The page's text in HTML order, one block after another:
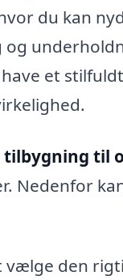
du kan
et
tilbygning til
Nedenfor
vælge den